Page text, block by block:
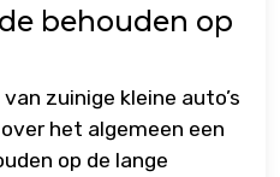
behouden op
zuinige kleine auto’s
het algemeen een
op de lange